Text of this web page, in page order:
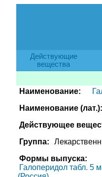
Действующие
вещества
Наименование:
Наименование (лат.):
Действующее
Группа:
Формы выпуска:
Галоперидол табл. 5